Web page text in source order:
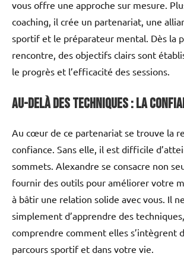
vous offre une approche sur mesure.
coaching, il crée un partenariat, une
sportif et le préparateur mental. Dès la
rencontre, des objectifs clairs sont
le progrès et l’efficacité des sessions.
Au-delà des techniques : la
Au cœur de ce partenariat se trouve la
confiance. Sans elle, il est difficile
sommets. Alexandre se consacre non
fournir des outils pour améliorer votre
à bâtir une relation solide avec vous. Il
simplement d’apprendre des
comprendre comment elles s’intègrent
parcours sportif et dans votre vie.